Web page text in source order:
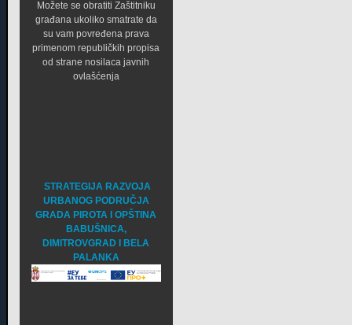
Možete se obratiti Zaštitniku
građana ukoliko smatrate da
su vam povređena prava
primenom republičkih propisa
od strane nosilaca javnih
ovlašćenja
STRATEGIJA RAZVOJA
URBANOG PODRUČJA
GRADA PIROTA I OPŠTINA
BABUŠNICA,
DIMITROVGRAD I BELA
PALANKA